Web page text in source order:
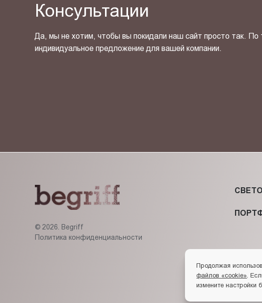
Консультации
Да, мы не хотим, чтобы вы покидали наш сайт просто так.
индивидуальное предложение для вашей компании.
© 2026. Begriff
Политика конфиденциальности
Продолжая
файлов «cookie» .
измените настройки